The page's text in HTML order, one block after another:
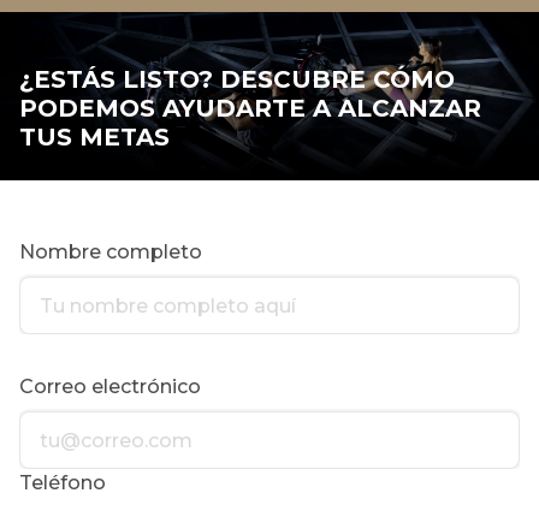
¿ESTÁS LISTO? DESCUBRE CÓMO
PODEMOS AYUDARTE A ALCANZAR
TUS METAS
Nombre completo
Correo electrónico
Teléfono